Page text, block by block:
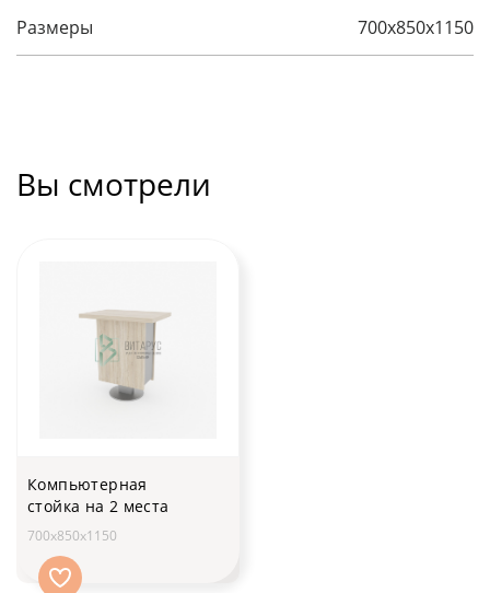
Размеры 700х850х1150
Вы смотрели
Компьютерная
стойка на 2 места
700х850х1150